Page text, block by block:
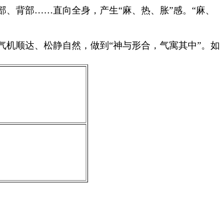
背部……直向全身，产生“麻、热、胀”感。“麻、
顺达、松静自然，做到“神与形合，气寓其中”。如